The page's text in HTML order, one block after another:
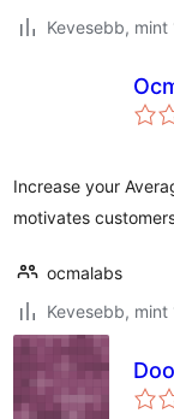
Kevesebb,
Increase your
motivates
ocmalabs
Kevesebb,